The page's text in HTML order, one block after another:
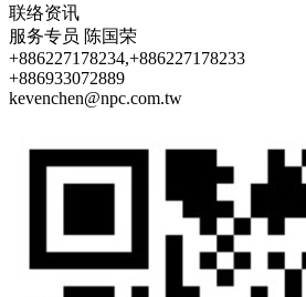
联络资讯
服务专员 陈国荣
+886227178234,+886227178233
+886933072889
kevenchen@npc.com.tw